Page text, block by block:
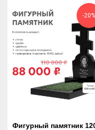
-20%
Фигурный памятник
предлагаем услуги по
по вашим
исходя из расположения
захоронения
ПОМОЩЬ В